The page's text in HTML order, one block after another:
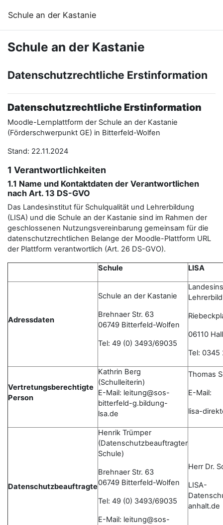
Schule an der Kastanie
Schule an der Kastanie
Datenschutzrechtliche Erstinformation
Datenschutzrechtliche Erstinformation
Moodle-Lernplattform der Schule an der Kastanie
(Förderschwerpunkt GE) in Bitterfeld-Wolfen
Stand: 22.11.2024
1 Verantwortlichkeiten
1.1 Name und Kontaktdaten der Verantwortlichen
nach Art. 13 DS-GVO
Das Landesinstitut für Schulqualität und Lehrerbildung
(LISA) und die Schule an der Kastanie sind im Rahmen der
geschlossenen Nutzungsvereinbarung gemeinsam für die
datenschutzrechtlichen Belange der Moodle-Plattform URL
der Plattform verantwortlich (Art. 26 DS-GVO).
Schule LISA
Adressdaten
Schule an der Kastanie
Brehnaer Str. 63
06749 Bitterfeld-Wolfen
Tel: 49 (0) 3493/69035
06110
Tel:
Vertretungsberechtigte
Person
Kathrin Berg
(Schulleiterin)
E-Mail: leitung@sos-
bitterfeld-g.bildung-
lsa.de
Thomas
E-Mail:
lisa-
Datenschutzbeauftragte
Henrik Trümper
(Datenschutzbeauftragter
Schule)
Brehnaer Str. 63
06749 Bitterfeld-Wolfen
Tel: 49 (0) 3493/69035
E-Mail: leitung@sos-
Herr Dr.
LISA-
anhalt.de